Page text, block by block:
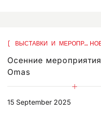
ВЫСТАВКИ И МЕРОПРИЯТИЯ,
Осенние мероприятия
Omas
15 September 2025